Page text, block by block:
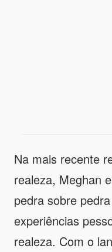
Na mais recente
realeza, Meghan
pedra sobre
experiências
realeza. Com o